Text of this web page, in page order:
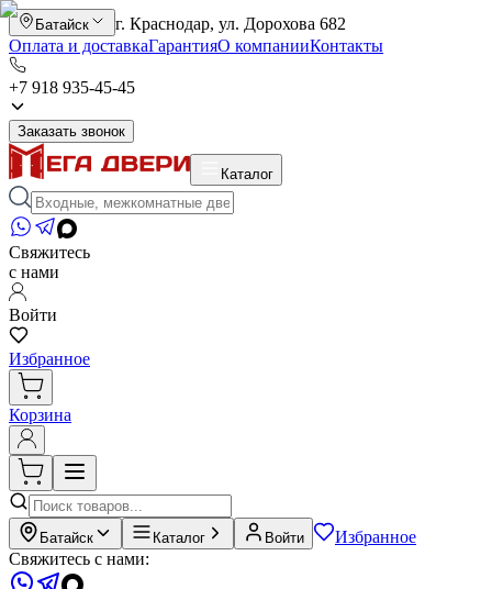
Батайск
г. Краснодар, ул. Дорохова 682
Оплата и доставкаГарантияО компанииКонтакты
+7 918 935-45-45
Заказать звонок
Каталог
Свяжитесь
с нами
Войти
Избранное
Корзина
Батайск Каталог Войти
Избранное
Свяжитесь с нами: